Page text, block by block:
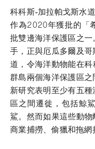
科科斯-加拉帕戈斯水道
作為2020年獲批的「
批雙邊海洋保護區之
手，正與厄瓜多爾及
道，令海洋動物能在
群島兩個海洋保護區
新研究表明至少有五
區之間遷徙，包括鯨
鯊。然而如果這些動
商業捕撈、偷獵和拖網